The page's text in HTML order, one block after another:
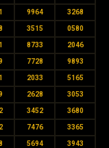
9964 3268
3515 0580
8733 2046
7728 9893
2033 5165
2628 3053
3452 3680
7476 3365
5694 3943